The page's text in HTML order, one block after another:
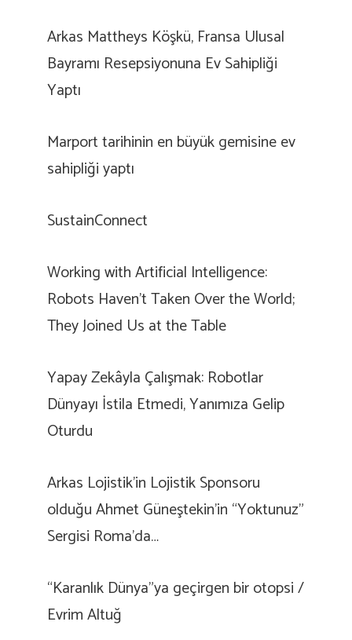
Arkas Mattheys Köşkü, Fransa Ulusal
Bayramı Resepsiyonuna Ev Sahipliği
Yaptı
Marport tarihinin en büyük gemisine ev
sahipliği yaptı
SustainConnect
Working with Artificial Intelligence:
Robots Haven’t Taken Over the World;
They Joined Us at the Table
Yapay Zekâyla Çalışmak: Robotlar
Dünyayı İstila Etmedi, Yanımıza Gelip
Oturdu
Arkas Lojistik’in Lojistik Sponsoru
olduğu Ahmet Güneştekin’in “Yoktunuz”
Sergisi Roma’da…
“Karanlık Dünya”ya geçirgen bir otopsi /
Evrim Altuğ